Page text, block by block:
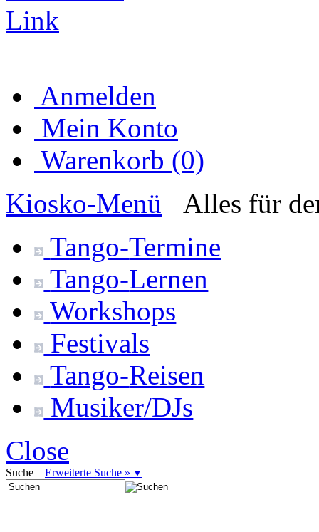
Anmelden
Mein Konto
Warenkorb (0)
Kiosko-Menü
Alles für
Tango-Termine
Tango-Lernen
Workshops
Festivals
Tango-Reisen
Musiker/DJs
Close
Suche – Erweiterte Suche » ▼